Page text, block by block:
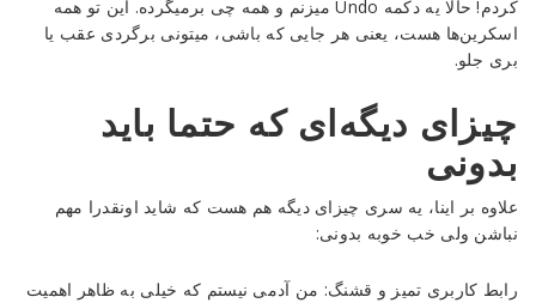
کردم! حالا یه دکمه Undo میزنم و همه چی برمیگرده. این تو همه
اسکرین‌ها هست، یعنی هر جایی که باشی، میتونی برگردی عقب یا
بری جلو.
چیزای دیگه‌ای که حتما باید
بدونی
علاوه بر اینا، یه سری چیزای دیگه هم هست که شاید اونقدرا مهم
نباشن ولی خب خوبه بدونی:
رابط کاربری تمیز و قشنگ: من آدمی نیستم که خیلی به ظاهر اهمیت